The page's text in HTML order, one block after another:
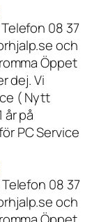
08 37
och
Öppet
dej. Vi
( Nytt
år på
PC Service
08 37
och